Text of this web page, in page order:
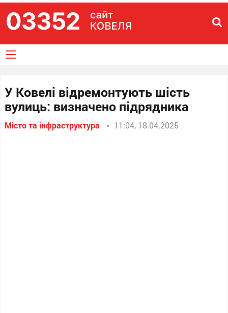
У Ковелі відремонтують шість
вулиць: визначено підрядника
Місто та інфраструктура 11:04, 18.04.2025